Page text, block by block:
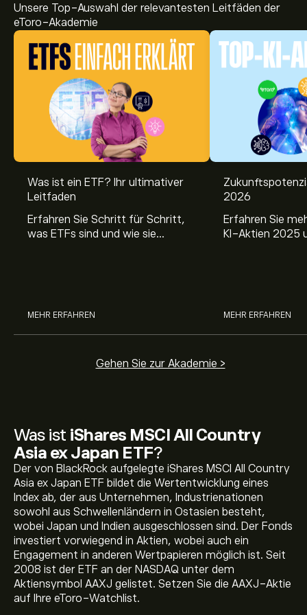
Was ist iShares MSCI All Country
Asia ex Japan ETF?
Der von BlackRock aufgelegte iShares MSCI All Country
Asia ex Japan ETF bildet die Wertentwicklung eines
Index ab, der aus Unternehmen, Industrienationen
sowohl aus Schwellenländern in Ostasien besteht,
wobei Japan und Indien ausgeschlossen sind. Der Fonds
investiert vorwiegend in Aktien, wobei auch ein
Engagement in anderen Wertpapieren möglich ist. Seit
2008 ist der ETF an der NASDAQ unter dem
Aktiensymbol AAXJ gelistet. Setzen Sie die AAXJ-Aktie
auf Ihre eToro-Watchlist.
Unsere Top-Auswahl der relevantesten Leitfäden der
eToro-Akademie
Was ist ein ETF? Ihr ultimativer
Leitfaden
Erfahren Sie Schritt für Schritt,
was ETFs sind und wie sie
MEHR ERFAHREN
2026
Erfahren Sie
KI-Aktien 2025
MEHR ERFAHREN
Gehen Sie zur Akademie >
Der aktuelle Preis von AAXJ beträgt 113.53‎$‎ USD
Allzeithoch von iShares MSCI All Country Asia ex Japan
ETF liegt bei 124.92‎$‎ USD
Wählen Sie den Zeitrahmen „1T“ oder „1W“ auf dem